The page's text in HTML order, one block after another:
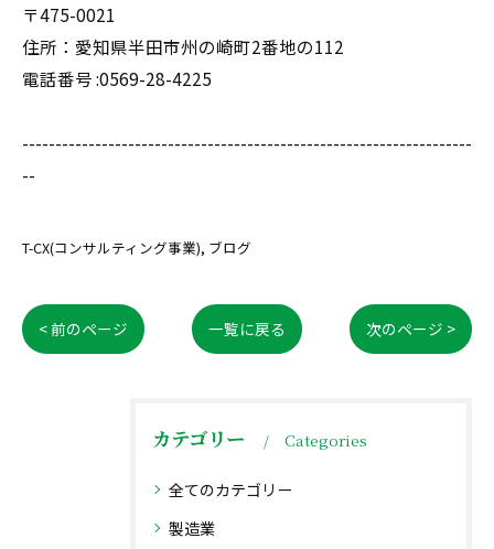
〒475-0021
住所：愛知県半田市州の崎町2番地の112
電話番号 :0569-28-4225
--------------------------------------------------------------------
--
T-CX(コンサルティング事業) ブログ
< 前のページ 一覧に戻る 次のページ >
カテゴリー Categories
全てのカテゴリー
製造業